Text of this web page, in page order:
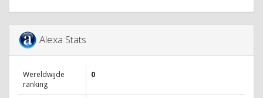
Alexa Stats
Wereldwijde
ranking
0